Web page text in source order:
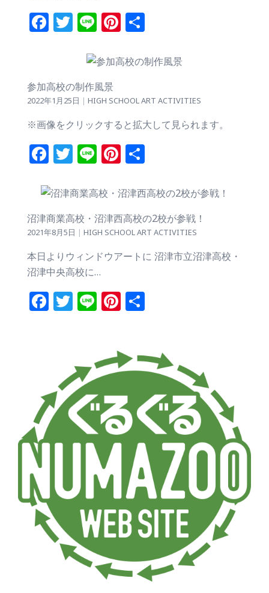
Facebook
Twitter
LinePinterest
参加高校の制作風景
2022年1月25日 | HIGH SCHOOL ART ACTIVITIES
※画像をクリックすると拡大して見られます。
Facebook
Twitter
LinePinterest
沼津商業高校・沼津西高校の2校が参戦！
2021年8月5日 | HIGH SCHOOL ART ACTIVITIES
本日よりウィンドウアートに 沼津市立沼津高校・
沼津中央高校に…
Facebook
Twitter
LinePinterest